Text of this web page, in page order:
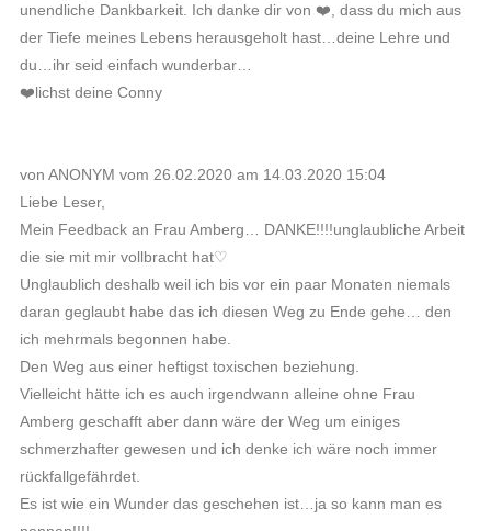
unendliche Dankbarkeit. Ich danke dir von ❤️, dass du mich aus
der Tiefe meines Lebens herausgeholt hast…deine Lehre und
du…ihr seid einfach wunderbar…
❤️lichst deine Conny
von ANONYM vom 26.02.2020 am 14.03.2020 15:04
Liebe Leser,
Mein Feedback an Frau Amberg… DANKE!!!!unglaubliche Arbeit
die sie mit mir vollbracht hat♡
Unglaublich deshalb weil ich bis vor ein paar Monaten niemals
daran geglaubt habe das ich diesen Weg zu Ende gehe… den
ich mehrmals begonnen habe.
Den Weg aus einer heftigst toxischen beziehung.
Vielleicht hätte ich es auch irgendwann alleine ohne Frau
Amberg geschafft aber dann wäre der Weg um einiges
schmerzhafter gewesen und ich denke ich wäre noch immer
rückfallgefährdet.
Es ist wie ein Wunder das geschehen ist…ja so kann man es